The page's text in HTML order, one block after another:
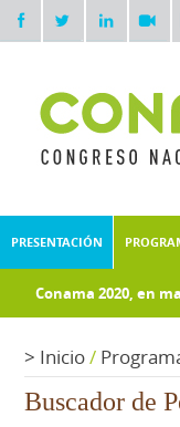
PRESENTACIÓN
Conama 2020, en
> Inicio/
Buscador de